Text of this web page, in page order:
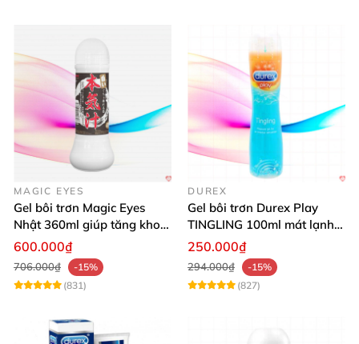
MAGIC EYES
Gel bôi trơn Magic Eyes
Nhật 360ml giúp tăng khoái
cảm, an toàn
600.000₫
706.000₫
-15%
(831)
DUREX
Gel bôi trơn Durex Play
TINGLING 100ml mát lạnh
kích thích mua
250.000₫
294.000₫
-15%
(827)